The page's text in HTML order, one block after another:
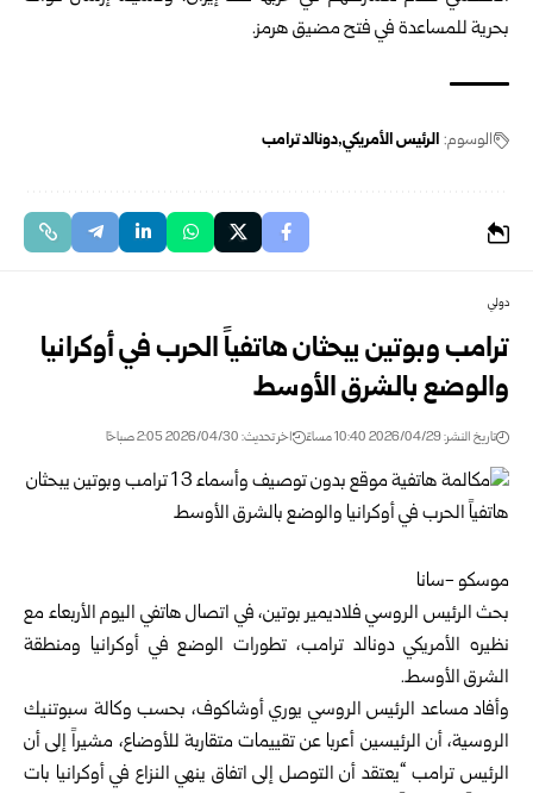
بحرية للمساعدة في فتح مضيق هرمز.
الوسوم: الرئيس الأمريكي دونالد ترامب
دولي
ترامب وبوتين يبحثان هاتفياً الحرب في أوكرانيا
والوضع بالشرق الأوسط
تاريخ النشر: 2026/04/29 10:40 مساءً اخر تحديث: 2026/04/30 2:05 صباحًا
موسكو -سانا
بحثالرئيس الروسيفلاديمير بوتين، في اتصال هاتفي اليوم الأربعاء مع
نظيره الأمريكي دونالد ترامب، تطورات الوضع في أوكرانيا ومنطقة
الشرق الأوسط.
وأفاد مساعد الرئيس الروسي يوري أوشاكوف، بحسب وكالة سبوتنيك
الروسية، أن الرئيسين أعربا عن تقييمات متقاربة للأوضاع، مشيراً إلى أن
الرئيس ترامب “يعتقد أن التوصل إلى اتفاق ينهي النزاع في أوكرانيا بات